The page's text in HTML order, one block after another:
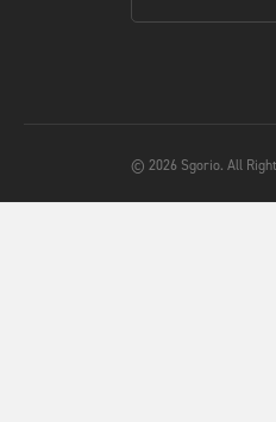
© 2026 Sgorio. All